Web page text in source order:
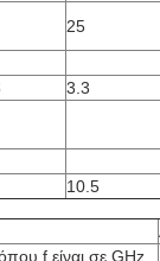
25
3.3
10.5
f είναι σε GHz